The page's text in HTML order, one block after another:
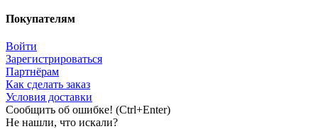
Покупателям
Войти
Зарегистрироваться
Партнёрам
Как сделать заказ
Условия доставки
Сообщить об ошибке! (Ctrl+Enter)
Не нашли, что искали?